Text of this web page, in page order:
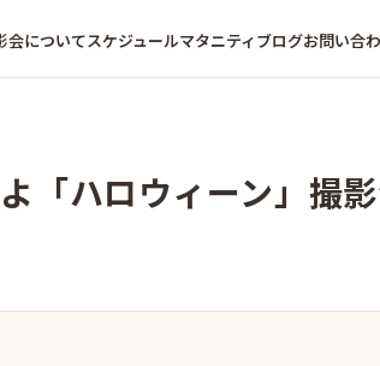
会についてスケジュールマタニティブログお問い合
「ハロウィーン」撮